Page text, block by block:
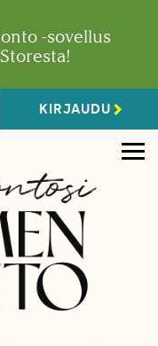
-sovellus
KIRJAUDU